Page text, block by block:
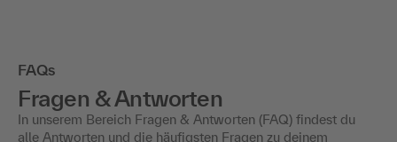
FAQs
Fragen & Antworten
In unserem Bereich Fragen & Antworten (FAQ) findest du
alle Antworten und die häufigsten Fragen zu deinem